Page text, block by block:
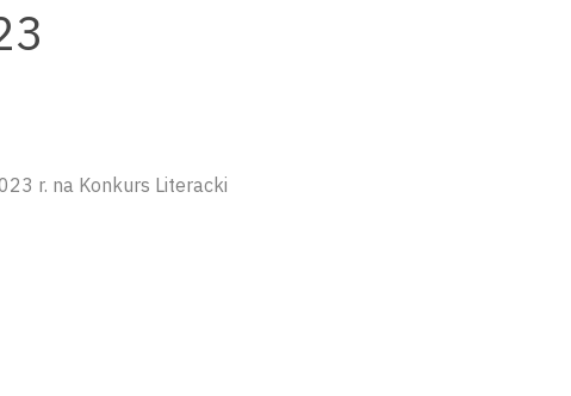
r. na Konkurs Literacki